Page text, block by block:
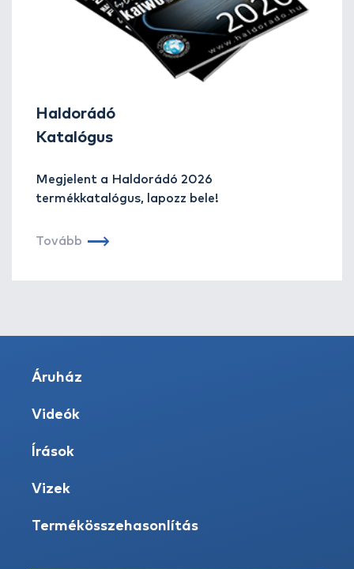
Haldorádó
Katalógus
Megjelent a Haldorádó 2026
termékkatalógus, lapozz bele!
Tovább
Áruház
Videók
Írások
Vizek
Termékösszehasonlítás